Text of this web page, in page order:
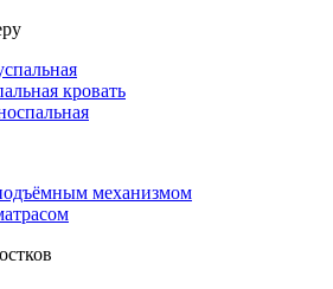
кровать
механизмом